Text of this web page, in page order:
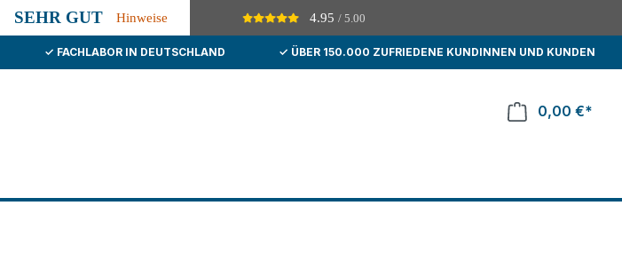
SEHR GUT Hinweise 4.95/ 5.00
✓ FACHLABOR IN DEUTSCHLAND ✓ ÜBER 150.000 ZUFRIEDENE KUNDINNEN UND KUNDEN
0,00 €*